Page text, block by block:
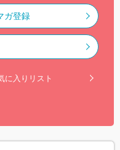
ガ登録
に入りリスト